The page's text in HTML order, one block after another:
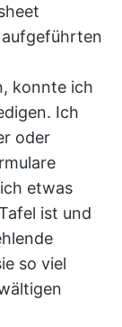
konnte ich
Ich
oder
etwas
ist und
so viel